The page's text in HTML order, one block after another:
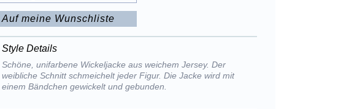
Auf meine Wunschliste
Style Details
Schöne, unifarbene Wickeljacke aus weichem Jersey. Der
weibliche Schnitt schmeichelt jeder Figur. Die Jacke wird mit
einem Bändchen gewickelt und gebunden.